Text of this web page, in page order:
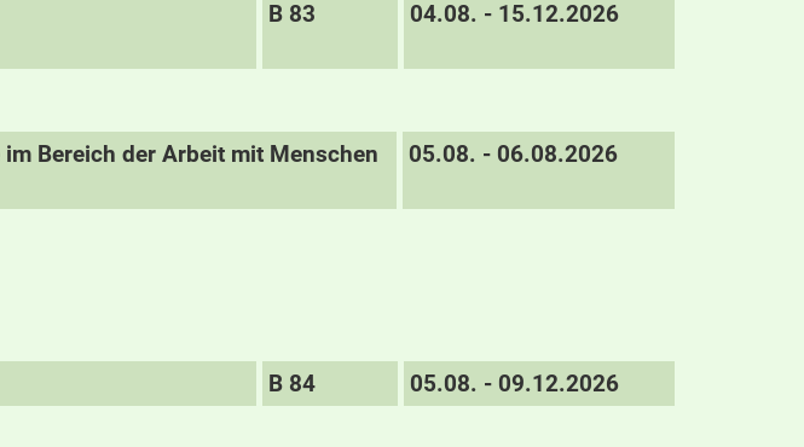
B 83 04.08. - 15.12.2026
Bereich der Arbeit mit Menschen
05.08. - 06.08.2026
B 84
05.08. - 09.12.2026